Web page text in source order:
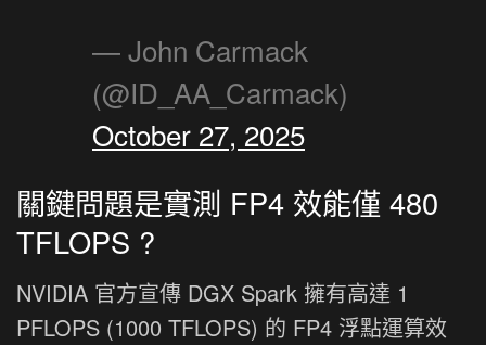
— John Carmack
(@ID_AA_Carmack)
October 27, 2025
關鍵問題是實測 FP4 效能僅 480
TFLOPS ?
NVIDIA 官方宣傳 DGX Spark 擁有高達 1
PFLOPS (1000 TFLOPS) 的 FP4 浮點運算效